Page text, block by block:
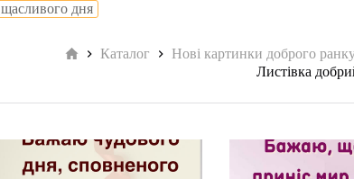
щасливого дня
Головна
Каталог
Нові картинки доброго
Листівка